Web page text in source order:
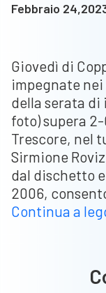
Febbraio
Giovedì di
impegnate
della serata di
foto) supera
Trescore, nel
Sirmione
dal dischetto
2006,
Continua a